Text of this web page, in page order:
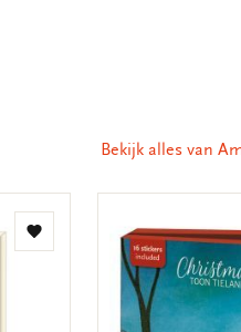
Bekijk alles van
Toevoegen